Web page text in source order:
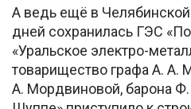
А ведь ещё в
дней сохранилась ГЭС
«Уральское электро-
товарищество графа А. А.
А. Мордвиновой, барона